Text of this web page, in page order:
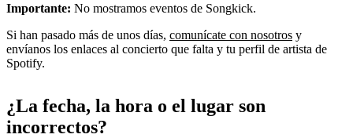
Importante: No mostramos eventos de Songkick.
Si han pasado más de unos días, comunícate con nosotros y
envíanos los enlaces al concierto que falta y tu perfil de artista de
Spotify.
¿La fecha, la hora o el lugar son
incorrectos?